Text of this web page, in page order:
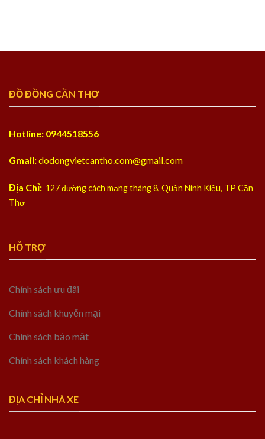
ĐỒ ĐỒNG CẦN THƠ
Hotline: 0944518556
Gmail:dodongvietcantho.com@gmail.com
Địa Chỉ: 127 đường cách mạng tháng 8, Quận Ninh Kiều, TP Cần
Thơ
HỖ TRỢ
Chính sách ưu đãi
Chính sách khuyến mại
Chính sách bảo mật
Chính sách khách hàng
ĐỊA CHỈ NHÀ XE